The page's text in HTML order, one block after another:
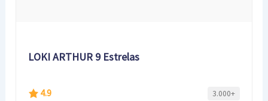
LOKI ARTHUR 9 Estrelas
4.9 3.000+